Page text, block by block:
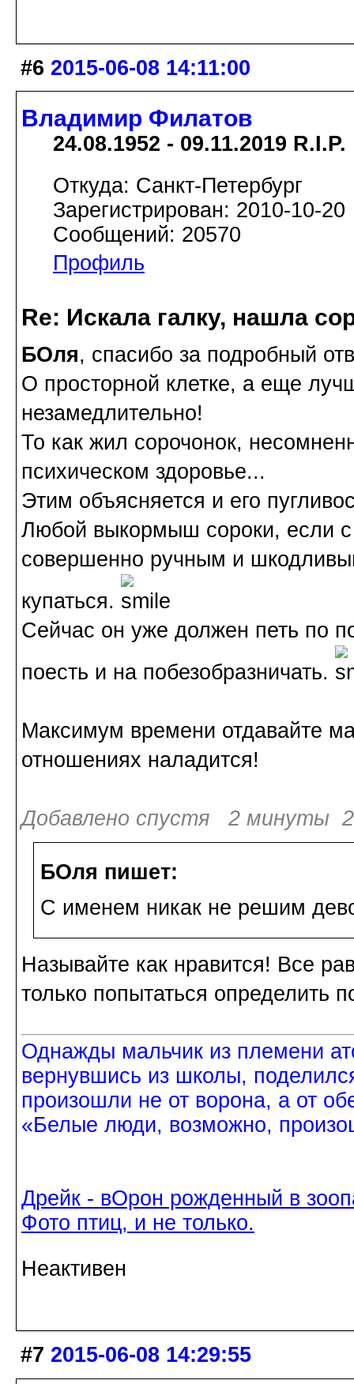
#6 2015-06-08 14:11:00
Владимир Филатов
24.08.1952 - 09.11.2019 R.I.P.
Откуда: Санкт-Петербург
Зарегистрирован: 2010-10-20
Сообщений: 20570
Профиль
Re: Искала галку, нашла
БОля, спасибо за подробный
О просторной клетке, а еще
незамедлительно!
То как жил сорочонок,
психическом здоровье...
Этим объясняется и его
Любой выкормыш сороки, если с
совершенно ручным и
купаться.
Сейчас он уже должен петь по
поесть и на побезобразничать.
Максимум времени отдавайте
отношениях наладится!
Добавлено спустя 2 минуты
БОля пишет:
С именем никак не решим
Называйте как нравится! Все
только попытаться определить
Однажды мальчик из племени
вернувшись из школы,
произошли не от ворона, а от
«Белые люди, возможно,
Дрейк - вОрон рожденный в
Фото птиц, и не только.
Неактивен
#7 2015-06-08 14:29:55